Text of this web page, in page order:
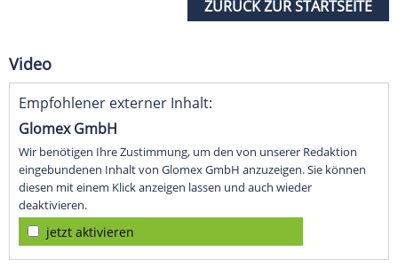
ZURÜCK ZUR STARTSEITE
Video
Empfohlener externer Inhalt:
Glomex GmbH
Wir benötigen Ihre Zustimmung, um den von unserer Redaktion
eingebundenen Inhalt von Glomex GmbH anzuzeigen. Sie können
diesen mit einem Klick anzeigen lassen und auch wieder
deaktivieren.
jetzt aktivieren